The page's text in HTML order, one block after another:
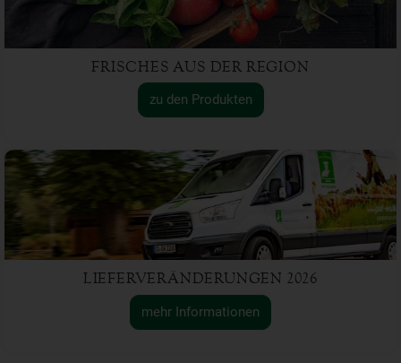
FRISCHES AUS DER REGION
zu den Produkten
LIEFERVERÄNDERUNGEN 2026
mehr Informationen